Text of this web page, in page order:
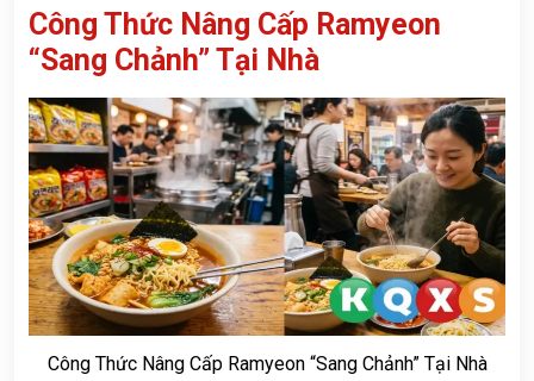
Công Thức Nâng Cấp Ramyeon
“Sang Chảnh” Tại Nhà
Công Thức Nâng Cấp Ramyeon “Sang Chảnh” Tại Nhà